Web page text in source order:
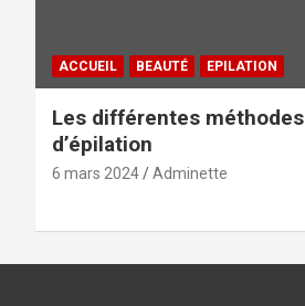
ACCUEIL BEAUTÉ EPILATION
Les différentes méthodes
d’épilation
6 mars 2024 Adminette